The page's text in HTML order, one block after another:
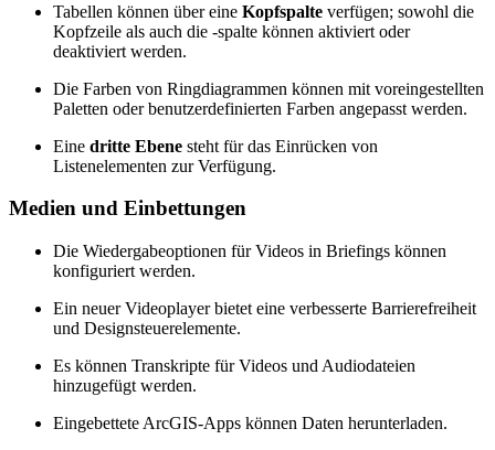
Tabellen können über eine Kopfspalte verfügen; sowohl die
Kopfzeile als auch die -spalte können aktiviert oder
deaktiviert werden.
Die Farben von Ringdiagrammen können mit voreingestellten
Paletten oder benutzerdefinierten Farben angepasst werden.
Eine dritte Ebene steht für das Einrücken von
Listenelementen zur Verfügung.
Medien und Einbettungen
Die Wiedergabeoptionen für Videos in Briefings können
konfiguriert werden.
Ein neuer Videoplayer bietet eine verbesserte Barrierefreiheit
und Designsteuerelemente.
Es können Transkripte für Videos und Audiodateien
hinzugefügt werden.
Eingebettete ArcGIS-Apps können Daten herunterladen.